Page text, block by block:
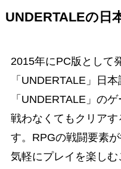
UNDERTALEの日
2015年にPC版として
「UNDERTALE」日
「UNDERTALE」の
戦わなくてもクリア
す。RPGの戦闘要素
気軽にプレイを楽し